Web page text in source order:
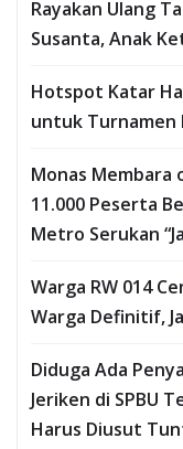
Rayakan Ulang
Susanta, Anak
Hotspot Katar
untuk Turnamen
Monas Membara
11.000 Peserta
Metro Serukan
Warga RW 014
Warga Definitif,
Diduga Ada
Jeriken di SPBU
Harus Diusut